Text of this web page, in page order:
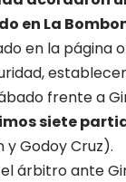
en La
en la página
frente a
siete
Godoy Cruz).
árbitro ante